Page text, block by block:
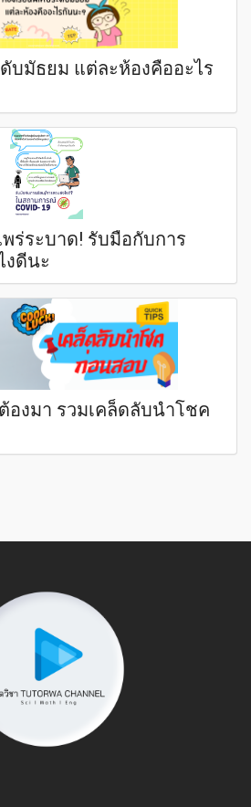
บมัธยม แต่ละห้องคืออะไร
ร่ระบาด! รับมือกับการ
งดีนะ
องมา รวมเคล็ดลับนำโชค